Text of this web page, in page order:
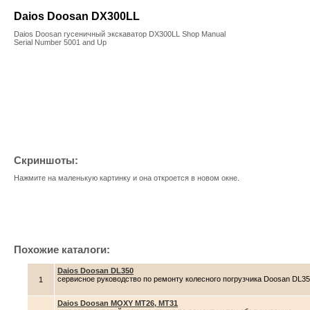
Daios Doosan DX300LL
Daios Doosan гусеничный экскаватор DX300LL Shop Manual
Serial Number 5001 and Up
Скриншоты:
Нажмите на маленькую картинку и она откроется в новом окне.
Похожие каталоги:
1
Daios Doosan DL350
сервисное руководство по ремонту колесного погрузчика Doosan
Daios Doosan MOXY MT26, MT31